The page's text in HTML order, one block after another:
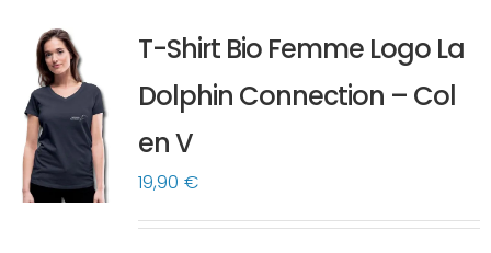
Les
options
peuvent
T-Shirt Bio Femme Logo La
Dolphin Connection – Col
en V
19,90 €